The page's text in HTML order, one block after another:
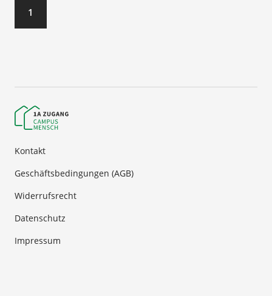
1
Kontakt
Geschäftsbedingungen (AGB)
Widerrufsrecht
Datenschutz
Impressum